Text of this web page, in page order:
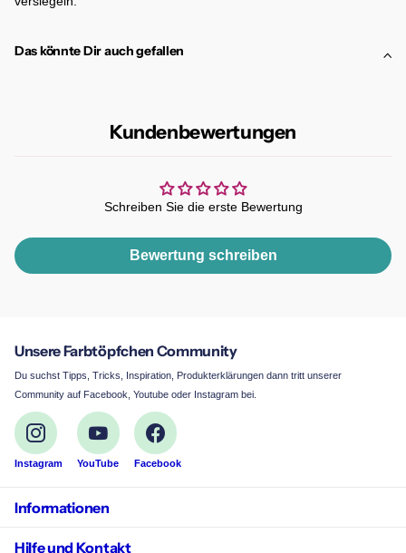
Das könnte Dir auch gefallen
Kundenbewertungen
Schreiben Sie die erste Bewertung
Bewertung schreiben
Informationen
Hilfe und Kontakt
Unsere Farbtöpfchen Community
Du suchst Tipps, Tricks, Inspiration, Produkterklärungen dann tritt unserer
Community auf Facebook, Youtube oder Instagram bei.
Instagram YouTube Facebook